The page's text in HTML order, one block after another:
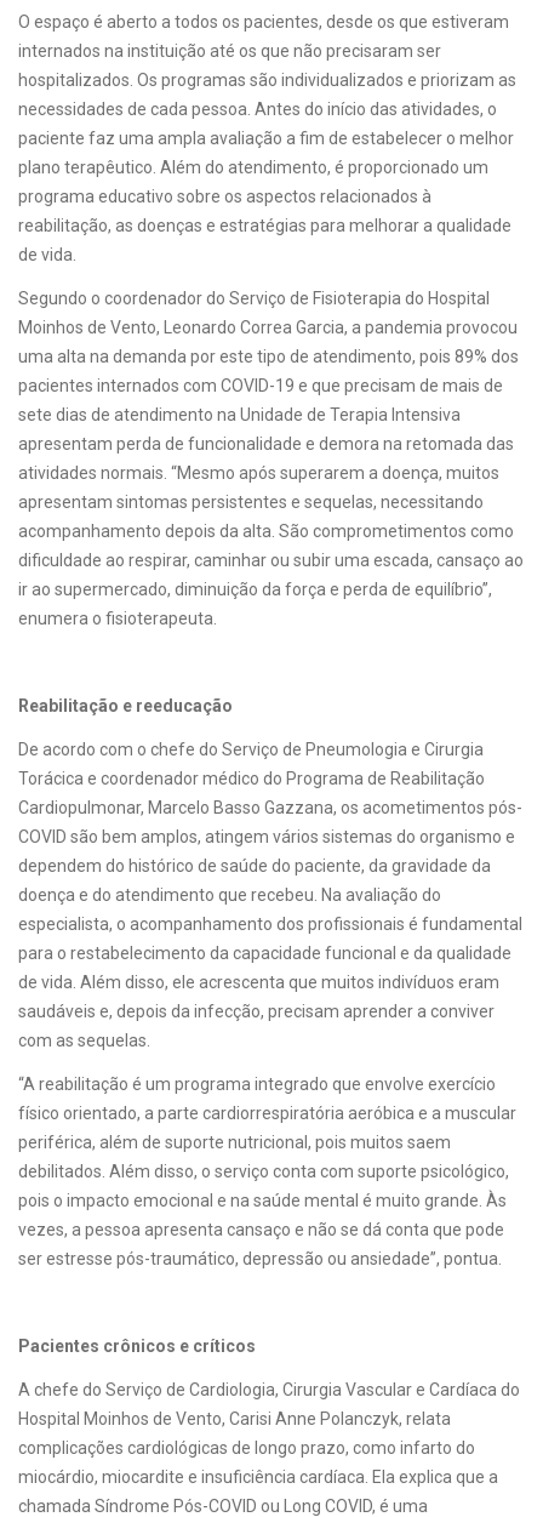
O espaço é aberto a todos os pacientes, desde os que estiveram
internados na instituição até os que não precisaram ser
hospitalizados. Os programas são individualizados e priorizam as
necessidades de cada pessoa. Antes do início das atividades, o
paciente faz uma ampla avaliação a fim de estabelecer o melhor
plano terapêutico. Além do atendimento, é proporcionado um
programa educativo sobre os aspectos relacionados à
reabilitação, as doenças e estratégias para melhorar a qualidade
de vida.
Segundo o coordenador do Serviço de Fisioterapia do Hospital
Moinhos de Vento, Leonardo Correa Garcia, a pandemia provocou
uma alta na demanda por este tipo de atendimento, pois 89% dos
pacientes internados com COVID-19 e que precisam de mais de
sete dias de atendimento na Unidade de Terapia Intensiva
apresentam perda de funcionalidade e demora na retomada das
atividades normais. “Mesmo após superarem a doença, muitos
apresentam sintomas persistentes e sequelas, necessitando
acompanhamento depois da alta. São comprometimentos como
dificuldade ao respirar, caminhar ou subir uma escada, cansaço ao
ir ao supermercado, diminuição da força e perda de equilíbrio”,
enumera o fisioterapeuta.
Reabilitação e reeducação
De acordo com o chefe do Serviço de Pneumologia e Cirurgia
Torácica e coordenador médico do Programa de Reabilitação
Cardiopulmonar, Marcelo Basso Gazzana, os acometimentos pós-
COVID são bem amplos, atingem vários sistemas do organismo e
dependem do histórico de saúde do paciente, da gravidade da
doença e do atendimento que recebeu. Na avaliação do
especialista, o acompanhamento dos profissionais é fundamental
para o restabelecimento da capacidade funcional e da qualidade
de vida. Além disso, ele acrescenta que muitos indivíduos eram
saudáveis e, depois da infecção, precisam aprender a conviver
com as sequelas.
“A reabilitação é um programa integrado que envolve exercício
físico orientado, a parte cardiorrespiratória aeróbica e a muscular
periférica, além de suporte nutricional, pois muitos saem
debilitados. Além disso, o serviço conta com suporte psicológico,
pois o impacto emocional e na saúde mental é muito grande. Às
vezes, a pessoa apresenta cansaço e não se dá conta que pode
ser estresse pós-traumático, depressão ou ansiedade”, pontua.
Pacientes crônicos e críticos
A chefe do Serviço de Cardiologia, Cirurgia Vascular e Cardíaca do
Hospital Moinhos de Vento, Carisi Anne Polanczyk, relata
complicações cardiológicas de longo prazo, como infarto do
miocárdio, miocardite e insuficiência cardíaca. Ela explica que a
chamada Síndrome Pós-COVID ou Long COVID, é uma